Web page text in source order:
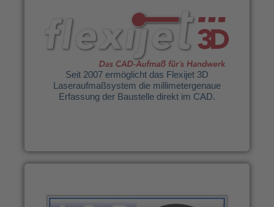
Seit 2007 ermöglicht das Flexijet 3D
Laseraufmaßsystem die millimetergenaue
Erfassung der Baustelle direkt im CAD.
Flexijet GmbH
Seit 2007 ermöglicht das Flexijet 3D
Laseraufmaßsystem die millimetergenaue
Erfassung der Baustelle direkt im CAD.
Weitere Infos